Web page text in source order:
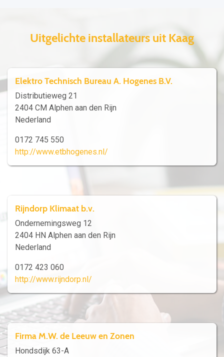
Uitgelichte installateurs uit Kaag
Elektro Technisch Bureau A. Hogenes B.V.
Distributieweg 21
2404 CM Alphen aan den Rijn
Nederland
0172 745 550
http://www.etbhogenes.nl/
Rijndorp Klimaat b.v.
Ondernemingsweg 12
2404 HN Alphen aan den Rijn
Nederland
0172 423 060
http://www.rijndorp.nl/
Firma M.W. de Leeuw en Zonen
Hondsdijk 63-A